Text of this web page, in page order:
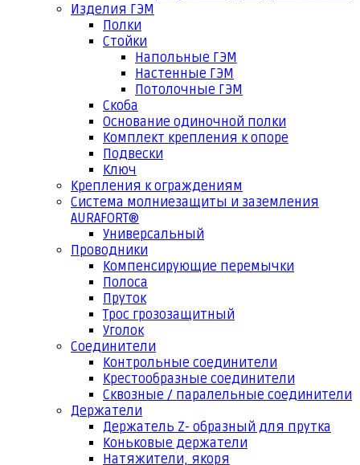
Изделия ГЭМ
Полки
Стойки
Напольные ГЭМ
Настенные ГЭМ
Потолочные ГЭМ
Скоба
Основание одиночной полки
Комплект крепления к опоре
Подвески
Ключ
Крепления к ограждениям
Система молниезащиты и заземления
AURAFORT®
Универсальный
Проводники
Компенсирующие перемычки
Полоса
Пруток
Трос грозозащитный
Уголок
Соединители
Контрольные соединители
Крестообразные соединители
Сквозные / паралельные соединители
Держатели
Держатель Z- образный для прутка
Коньковые держатели
Натяжители, якоря